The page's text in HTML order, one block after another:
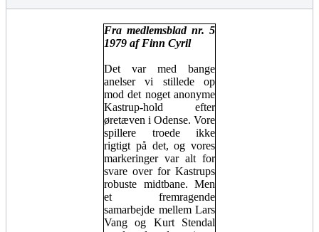
Fra medlemsblad nr. 5
1979 af Finn Cyril
Det var med bange
anelser vi stillede op
mod det noget anonyme
Kastrup-hold efter
øretæven i Odense. Vore
spillere troede ikke
rigtigt på det, og vores
markeringer var alt for
svare over for Kastrups
robuste midtbane. Men
et fremragende
samarbejde mellem Lars
Vang og Kurt Stendal